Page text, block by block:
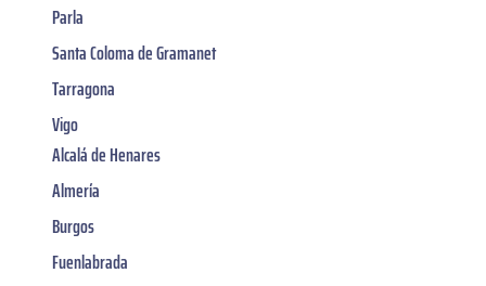
Parla
Santa Coloma de Gramanet
Tarragona
Vigo
Alcalá de Henares
Almería
Burgos
Fuenlabrada